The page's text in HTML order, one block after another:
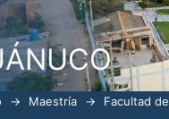
→ Maestría → Facultad